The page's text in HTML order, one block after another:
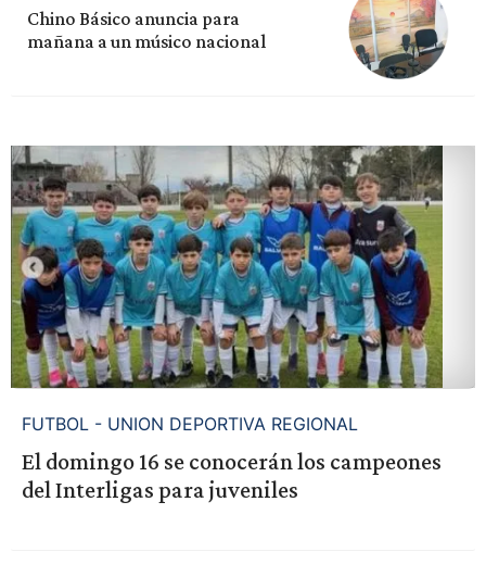
Chino Básico anuncia para
mañana a un músico nacional
FUTBOL - UNION DEPORTIVA REGIONAL
El domingo 16 se conocerán los campeones
del Interligas para juveniles